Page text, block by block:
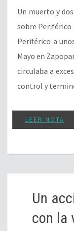
Un muerto y
sobre Periférico
Periférico a
Mayo en
circulaba a
control y
LEER NOTA
Un
con la